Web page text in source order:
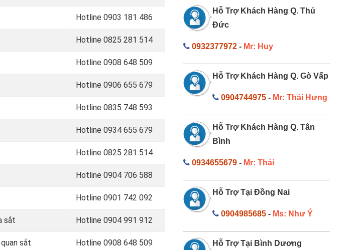
Hotline 0903 181 486
Hotline 0825 281 514
Hotline 0908 648 509
Hotline 0906 655 679
Hotline 0835 748 593
Hotline 0934 655 679
Hotline 0825 281 514
Hotline 0904 706 588
Hotline 0901 742 092
sắt Hotline 0904 991 912
sắt Hotline 0908 648 509
Hỗ Trợ Khách Hàng Q. Thủ
Đức
0932377972- Mr: Huy
Hỗ Trợ Khách Hàng Q. Gò Vấp
0904744975 - Mr: Thái Hưng
Hỗ Trợ Khách Hàng Q. Tân
Bình
0934655679- Mr: Thái
Hỗ Trợ Tại Đồng Nai
0904985685 - Ms: Như Ý
Hỗ Trợ Tại Bình Dương